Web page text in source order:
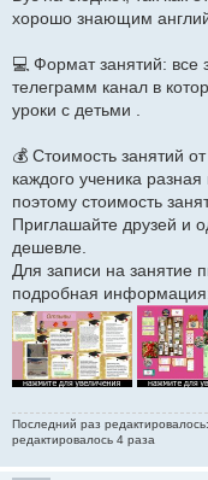
хорошо знающим
💻 Формат занятий: все
телеграмм канал в
уроки с детьми .
💰 Стоимость занятий
каждого ученика
поэтому стоимость
Приглашайте друзей и
дешевле.
Для записи на
подробная
Последний раз
редактировалось 4 раза